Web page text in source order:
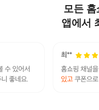
모든 홈
앱에서
우드 접이
킹
89,800 원
우드 접이